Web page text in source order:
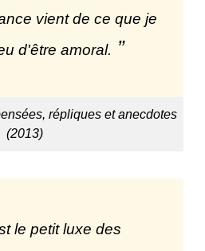
vient de ce que je
d'être amoral.
répliques et anecdotes
(2013)
le petit luxe des